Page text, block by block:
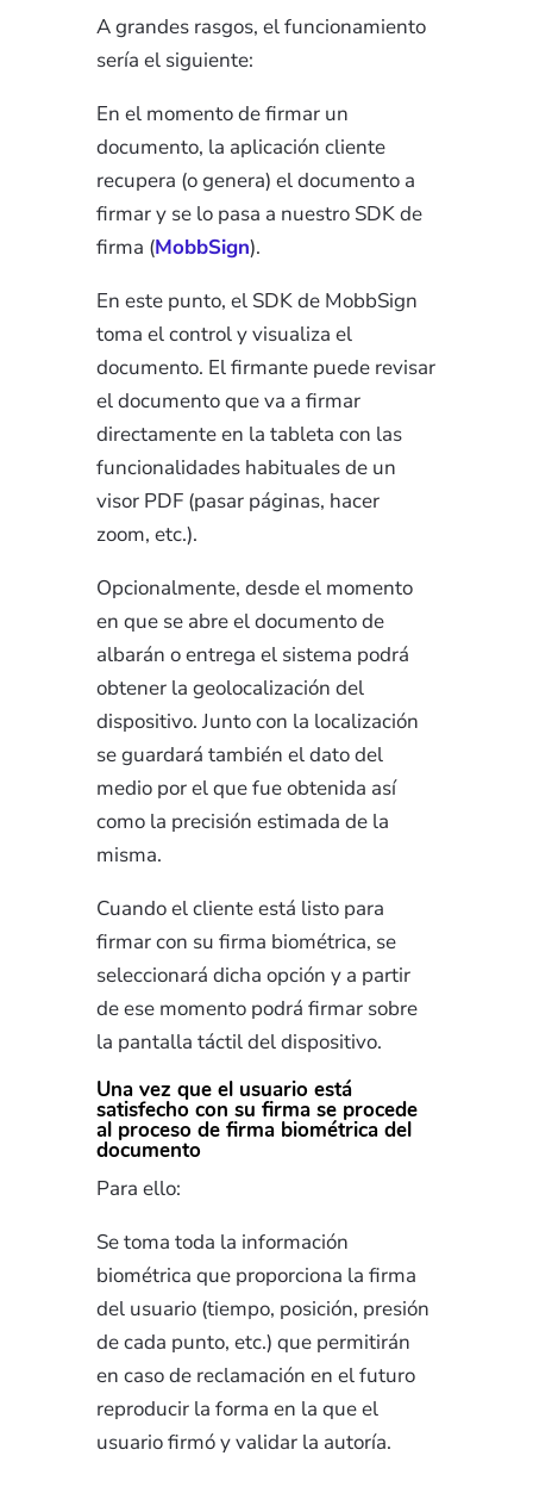
A grandes rasgos, el funcionamiento
sería el siguiente:
En el momento de firmar un
documento, la aplicación cliente
recupera (o genera) el documento a
firmar y se lo pasa a nuestro SDK de
firma (MobbSign).
En este punto, el SDK de MobbSign
toma el control y visualiza el
documento. El firmante puede revisar
el documento que va a firmar
directamente en la tableta con las
funcionalidades habituales de un
visor PDF (pasar páginas, hacer
zoom, etc.).
Opcionalmente, desde el momento
en que se abre el documento de
albarán o entrega el sistema podrá
obtener la geolocalización del
dispositivo.Junto con la localización
se guardará también el dato del
medio por el que fue obtenida así
como la precisión estimada de la
misma.
Cuando el cliente está listo para
firmar con su firma biométrica, se
seleccionará dicha opción y a partir
de ese momento podrá firmar sobre
la pantalla táctil del dispositivo.
Una vez que el usuario está
satisfecho con su firma se procede
al proceso de firma biométrica del
documento
Para ello:
Se toma toda la información
biométrica que proporciona la firma
del usuario (tiempo, posición, presión
de cada punto, etc.) que permitirán
en caso de reclamación en el futuro
reproducir la forma en la que el
usuario firmó y validar la autoría.